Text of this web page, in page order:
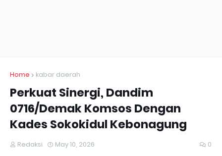
Home kabar daerah
Perkuat Sinergi, Dandim
0716/Demak Komsos Dengan
Kades Sokokidul Kebonagung
Redaksi May 10, 2026 0